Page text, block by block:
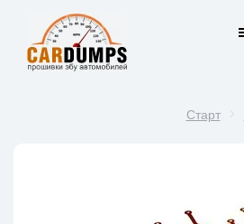
Старт